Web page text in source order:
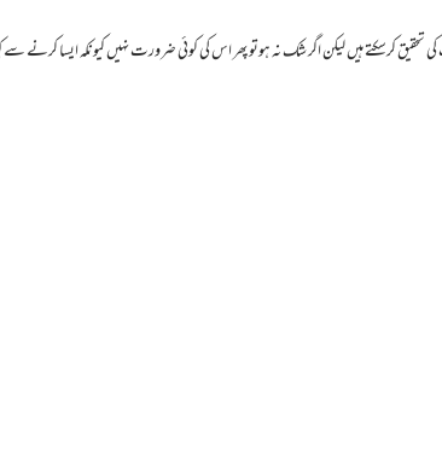
کرسکتے ہیں لیکن اگر شک نہ ہوتو پھر اس کی کوئی ضرورت نہیں کیونکہ ایسا کرنے سے